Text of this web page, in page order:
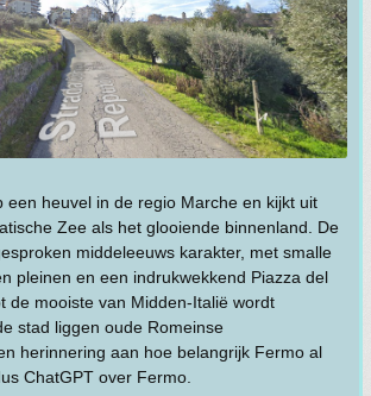
een heuvel in de regio Marche en kijkt uit
Zee als het glooiende binnenland. De
middeleeuws karakter, met smalle
pleinen en een indrukwekkend Piazza del
de mooiste van Midden-Italië wordt
stad liggen oude Romeinse
herinnering aan hoe belangrijk Fermo al
ChatGPT over Fermo.